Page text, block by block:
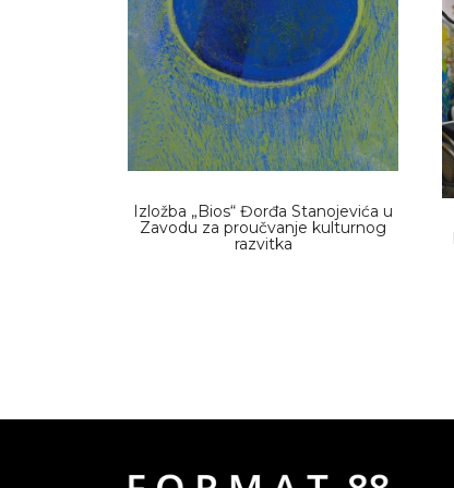
Izložba „Bios“ Đorđa Stanojevića u
Zavodu za proučvanje kulturnog
razvitka